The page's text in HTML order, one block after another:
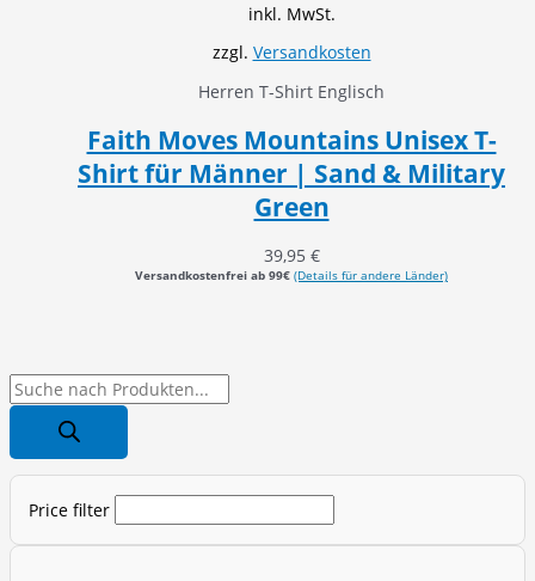
P
o
d
c
Price filter
inkl. MwSt.
zzgl. Versandkosten
Herren T-Shirt Englisch
Faith Moves Mountains Unisex T-
Shirt für Männer | Sand & Military
Green
39,95 €
Versandkostenfrei ab 99€ (Details für andere Länder)